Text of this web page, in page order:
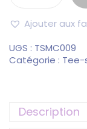
Ajouter aux
UGS : TSMC009
Catégorie : Tee-
Description